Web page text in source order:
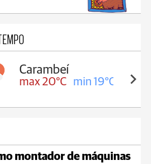
Carambeí
max 20°C min 19°C
montador de máquinas